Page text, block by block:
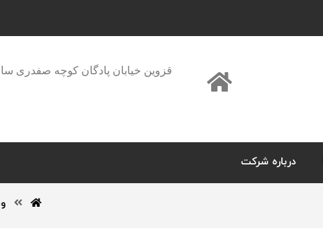
قزوین خیابان پادگان کوچه صفدری
درباره شرکت